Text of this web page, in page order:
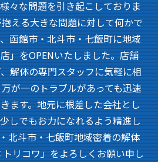
々な問題を引き起こしておりま
える大きな問題に対して何かで
函館市・北斗市・七飯町に地域
」をOPENいたしました。店舗
解体の専門スタッフに気軽に相
が一のトラブルがあっても迅速
ます。地元に根差した会社とし
しでもお力になれるよう精進し
北斗市・七飯町地域密着の解体
リコワ」をよろしくお願い申し